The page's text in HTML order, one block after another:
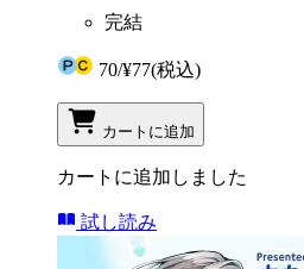
完結
70/¥77(税込)
カートに追加
カートに追加しました
試し読み